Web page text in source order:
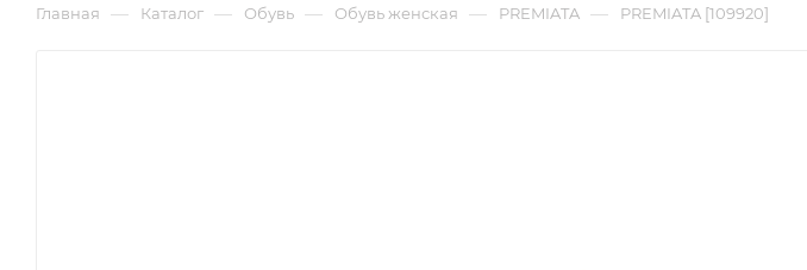
Главная — Каталог — Обувь — Обувь женская — PREMIATA — PREMIATA [109920]